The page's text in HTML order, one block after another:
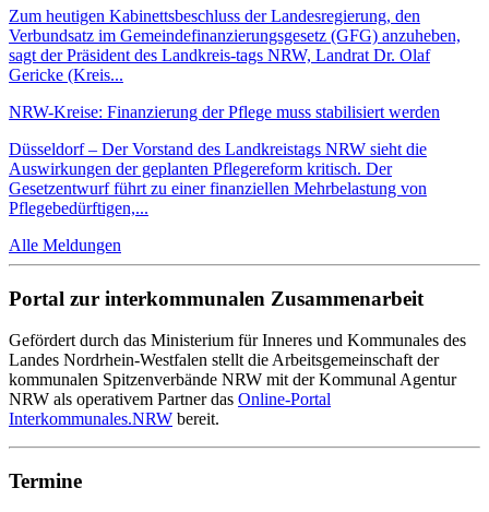
Zum heutigen Kabinettsbeschluss der Landesregierung, den
Verbundsatz im Gemeindefinanzierungsgesetz (GFG) anzuheben,
sagt der Präsident des Landkreis-tags NRW, Landrat Dr. Olaf
Gericke (Kreis...
NRW-Kreise: Finanzierung der Pflege muss stabilisiert werden
Düsseldorf – Der Vorstand des Landkreistags NRW sieht die
Auswirkungen der geplanten Pflegereform kritisch. Der
Gesetzentwurf führt zu einer finanziellen Mehrbelastung von
Pflegebedürftigen,...
Alle Meldungen
Portal zur interkommunalen Zusammenarbeit
Gefördert durch das Ministerium für Inneres und Kommunales des
Landes Nordrhein-Westfalen stellt die Arbeitsgemeinschaft der
kommunalen Spitzenverbände NRW mit der Kommunal Agentur
NRW als operativem Partner das Online-Portal
Interkommunales.NRW bereit.
Termine